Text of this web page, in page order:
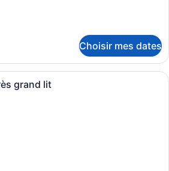
Choisir mes dates
Une chambre d’hôtel moderne
grand lit